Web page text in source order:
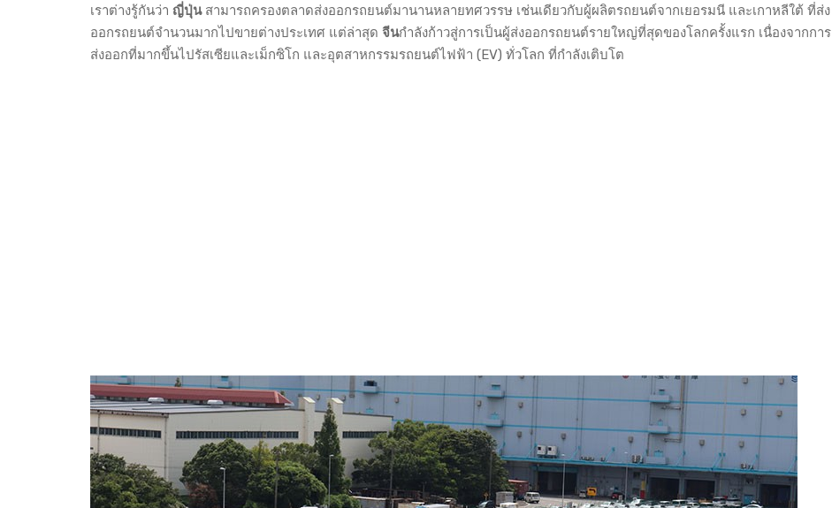
เราต่างรู้กันว่า ญี่ปุ่นสามารถครองตลาดส่งออกรถยนต์มานานหลายทศวรรษ เช่นเดียวกับผู้ผลิตรถยนต์จากเยอรมนี และเกาหลีใต้ ที่ส่ง
ออกรถยนต์จํานวนมากไปขายต่างประเทศ แต่ล่าสุด จีนกำลังก้าวสู่การเป็นผู้ส่งออกรถยนต์รายใหญ่ที่สุดของโลกครั้งแรก เนื่องจากการ
ส่งออกที่มากขึ้นไปรัสเซียและเม็กซิโก และอุตสาหกรรมรถยนต์ไฟฟ้า (EV) ทั่วโลก ที่กำลังเติบโต